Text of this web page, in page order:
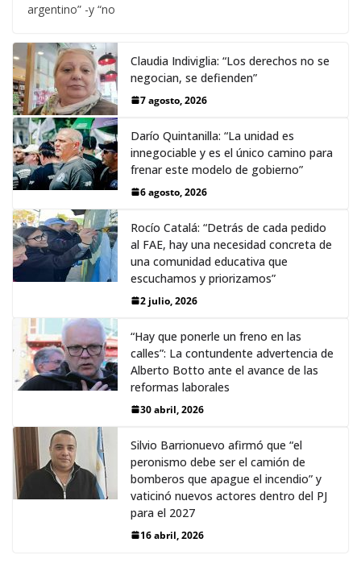
argentino” -y “no
Claudia Indiviglia: “Los derechos no se
negocian, se defienden”
7 agosto, 2026
Darío Quintanilla: “La unidad es
innegociable y es el único camino para
frenar este modelo de gobierno”
6 agosto, 2026
Rocío Catalá: “Detrás de cada pedido
al FAE, hay una necesidad concreta de
una comunidad educativa que
escuchamos y priorizamos”
2 julio, 2026
“Hay que ponerle un freno en las
calles”: La contundente advertencia de
Alberto Botto ante el avance de las
reformas laborales
30 abril, 2026
Silvio Barrionuevo afirmó que “el
peronismo debe ser el camión de
bomberos que apague el incendio” y
vaticinó nuevos actores dentro del PJ
para el 2027
16 abril, 2026